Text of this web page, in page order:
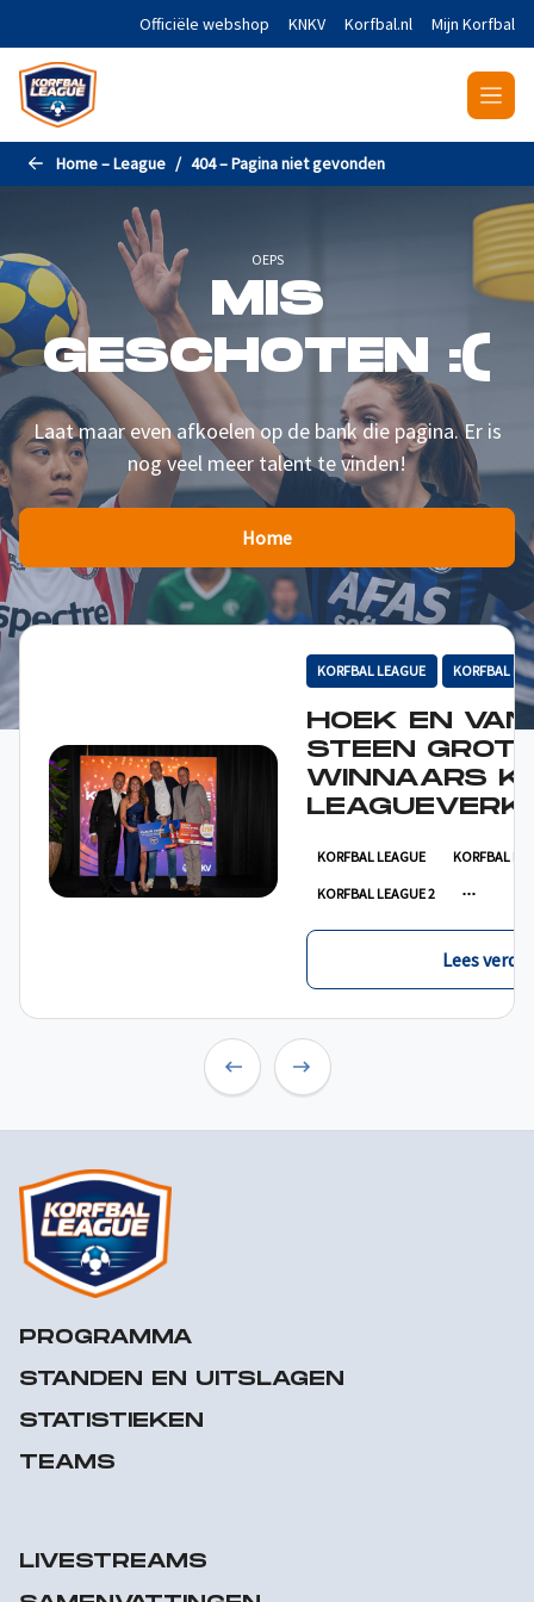
Naar de hoofdinhoud gaanOfficiële webshop KNKV Korfbal.nl Mijn Korfbal
Home – League 404 – Pagina niet gevonden
OEPS
MIS
GESCHOTEN :(
Laat maar even afkoelen op de bank die pagina. Er is
nog veel meer talent te vinden!
Home
KORFBAL LEAGUE KORFBAL
HOEK EN VAN
STEEN
WINNAARS
KORFBAL LEAGUE KORFBAL
KORFBAL LEAGUE 2
Lees verder
PROGRAMMA
STANDEN EN UITSLAGEN
STATISTIEKEN
TEAMS
LIVESTREAMS